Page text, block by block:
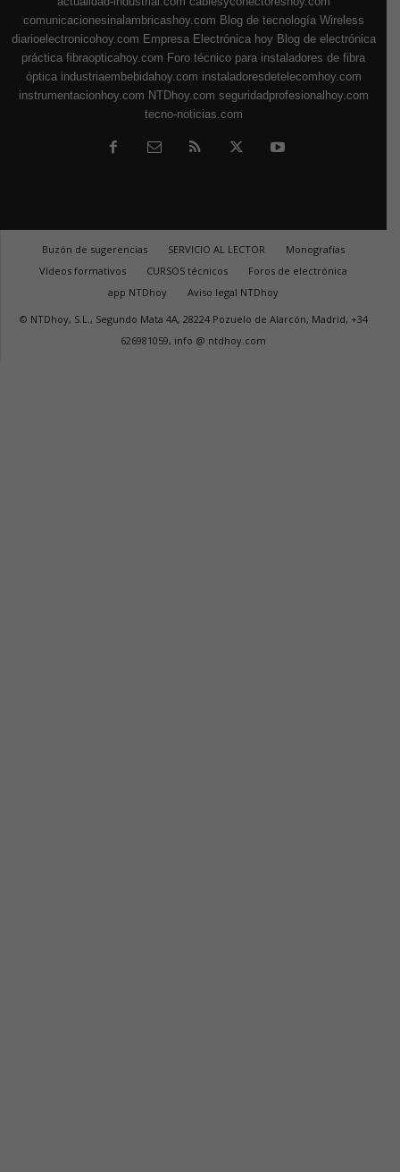
comunicacionesinalambricashoy.com Blog de tecnología Wireless
diarioelectronicohoy.com Empresa Electrónica hoy Blog de electrónica
práctica fibraopticahoy.com Foro técnico para instaladores de fibra
óptica industriaembebidahoy.com instaladoresdetelecomhoy.com
instrumentacionhoy.com NTDhoy.com seguridadprofesionalhoy.com
tecno-noticias.com
Buzón de sugerencias SERVICIO AL LECTOR
Monografías
Vídeos formativos
CURSOS técnicos
Foros de electrónica
app NTDhoy
Aviso legal NTDhoy
© NTDhoy, S.L., Segundo Mata 4A, 28224 Pozuelo de Alarcón, Madrid, +34
626981059, info @ ntdhoy.com